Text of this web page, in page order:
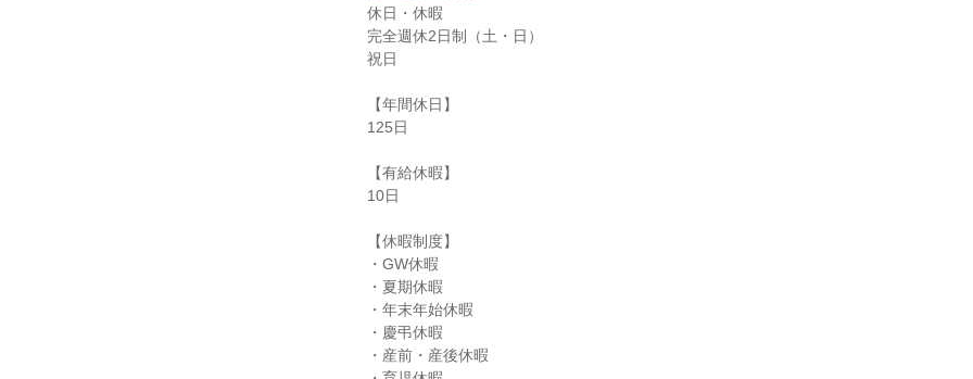
休日・休暇
完全週休2日制（土・日）
祝日
【年間休日】
125日
【有給休暇】
10日
【休暇制度】
・GW休暇
・夏期休暇
・年末年始休暇
・慶弔休暇
・産前・産後休暇